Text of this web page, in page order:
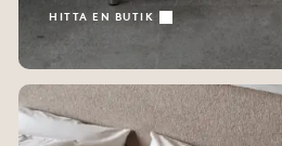
HITTA EN BUTIK